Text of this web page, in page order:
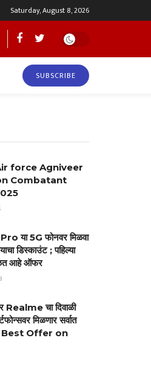
Saturday, August 8, 2026
SUBSCRIBE
force Agniveer
Combatant
या 5G फोनवर मिळवा
डिस्काउंट ; पहिल्या
आहे ऑफर
Realme चा दिवाळी
मिळणार सर्वात
Best Offer on